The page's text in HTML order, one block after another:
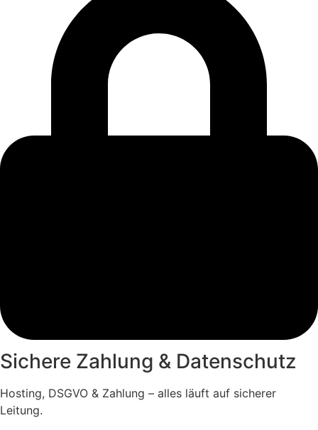
Sichere Zahlung & Datenschutz
Hosting, DSGVO & Zahlung – alles läuft auf sicherer
Leitung.